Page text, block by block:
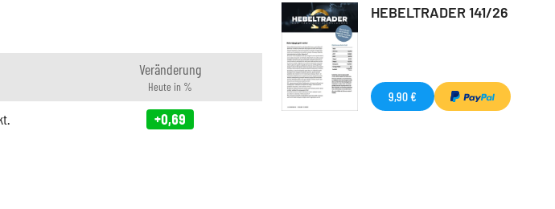
Veränderung
Heute in %
+0,69
HEBELTRADER 141/26
9,90 €